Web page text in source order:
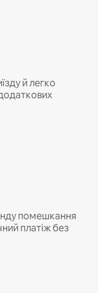
й легко
помешкання
платіж без